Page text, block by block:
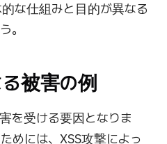
な仕組みと目的が異なる
。
被害の例
を受ける要因となりま
めには、XSS攻撃によっ